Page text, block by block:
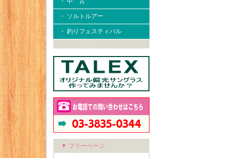
・ ソルトルアー
・ 釣りフェスティバル
▼ フリーページ